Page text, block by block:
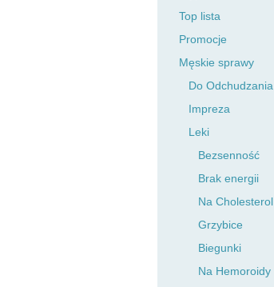
Top lista
Promocje
Męskie sprawy
Do Odchudzania
Impreza
Leki
Bezsenność
Brak energii
Na Cholesterol
Grzybice
Biegunki
Na Hemoroidy